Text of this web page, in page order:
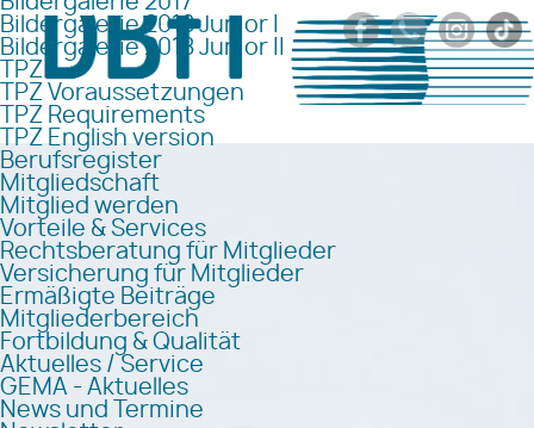
Bildergalerie 2018 Junior I
Bildergalerie 2018 Junior II
TPZ
TPZ Voraussetzungen
TPZ Requirements
TPZ English version
Berufsregister
Mitgliedschaft
Mitglied werden
Vorteile & Services
Rechtsberatung für Mitglieder
Versicherung für Mitglieder
Ermäßigte Beiträge
Mitgliederbereich
Fortbildung & Qualität
Aktuelles / Service
GEMA - Aktuelles
News und Termine